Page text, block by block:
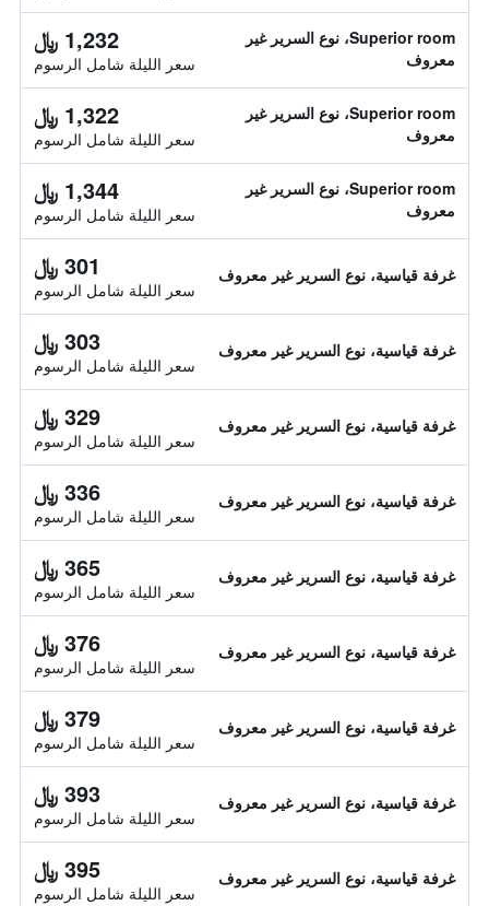
Superior room، نوع السرير غير
معروف
1,232 ﷼
سعر الليلة شامل الرسوم
Superior room، نوع السرير غير
معروف
1,322 ﷼
سعر الليلة شامل الرسوم
Superior room، نوع السرير غير
معروف
1,344 ﷼
سعر الليلة شامل الرسوم
غرفة قياسية، نوع السرير غير معروف 301 ﷼
سعر الليلة شامل الرسوم
غرفة قياسية، نوع السرير غير معروف 303 ﷼
سعر الليلة شامل الرسوم
غرفة قياسية، نوع السرير غير معروف 329 ﷼
سعر الليلة شامل الرسوم
غرفة قياسية، نوع السرير غير معروف 336 ﷼
سعر الليلة شامل الرسوم
غرفة قياسية، نوع السرير غير معروف 365 ﷼
سعر الليلة شامل الرسوم
غرفة قياسية، نوع السرير غير معروف 376 ﷼
سعر الليلة شامل الرسوم
غرفة قياسية، نوع السرير غير معروف 379 ﷼
سعر الليلة شامل الرسوم
غرفة قياسية، نوع السرير غير معروف 393 ﷼
سعر الليلة شامل الرسوم
غرفة قياسية، نوع السرير غير معروف 395 ﷼
سعر الليلة شامل الرسوم